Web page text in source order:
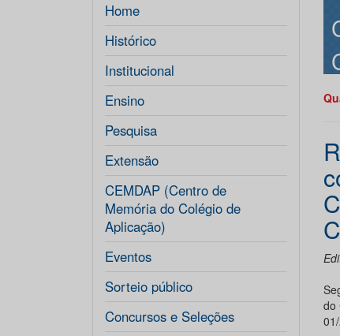
Home
Histórico
Institucional
Ensino
Pesquisa
Extensão
CEMDAP (Centro de
Memória do Colégio de
Aplicação)
Eventos
Sorteio público
Concursos e Seleções
do